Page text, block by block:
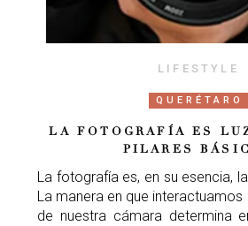
LIFESTYLE
QUERÉTARO
LA FOTOGRAFÍA ES
PILARES
La fotografía es, en su esencia,
La manera en que
de nuestra cámara determina